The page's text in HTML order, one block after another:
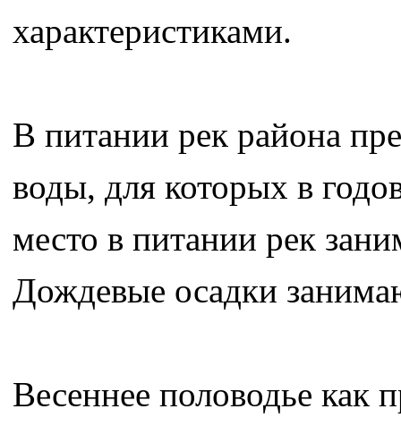
характеристиками.
В питании рек района
воды, для которых в
место в питании рек
Дождевые осадки
Весеннее половодье как